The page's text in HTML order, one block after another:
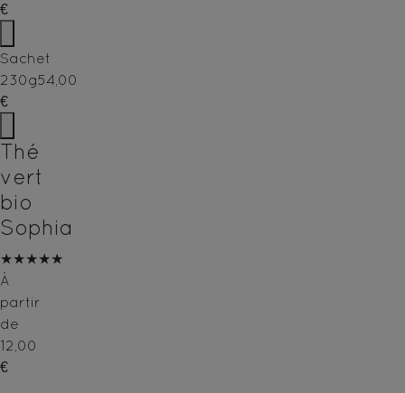
€
Sachet
230g54,00
€
Thé
vert
bio
Sophia
★★★★★
À
partir
de
12,00
€